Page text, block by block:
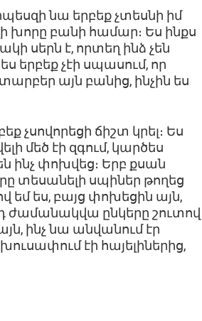
նա երբեք չտեսնի իմ
խորը բանի համար։ Ես ինքս
սերն է, որտեղ ինձ չեն
երբեք չէի սպասում, որ
այն բանից, ինչին ես
չսովորեցի ճիշտ կրել։ Ես
մեծ էի զգում, կարծես
ինչ փոխվեց։ Երբ քսան
տեսանելի սպիներ թողեց
եմ ես, բայց փոխեցին այն,
ժամանակվա ընկերը շուտով
ինչ նա անվանում էր
էի հայելիներից,